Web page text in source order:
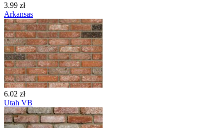
3.99 zł
Arkansas
6.02 zł
Utah VB